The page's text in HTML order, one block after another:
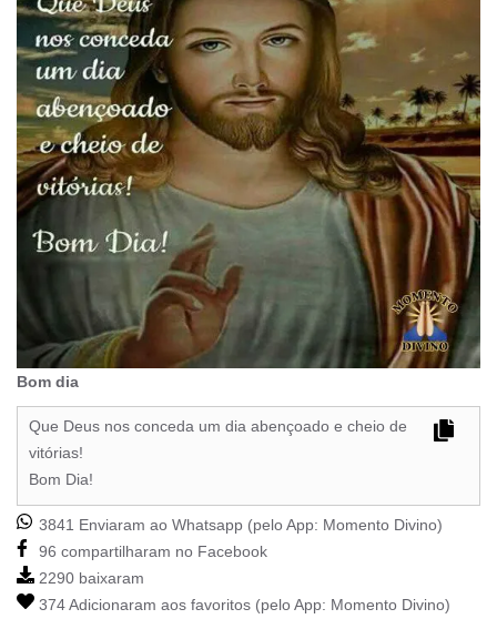
Bom dia
Que Deus nos conceda um dia abençoado e cheio de
vitórias!
Bom Dia!
3841 Enviaram ao Whatsapp (pelo App: Momento Divino)
96 compartilharam no Facebook
2290 baixaram
374 Adicionaram aos favoritos (pelo App: Momento Divino)